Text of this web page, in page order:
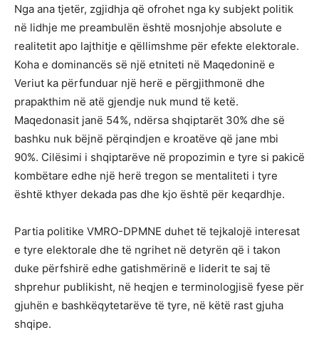
Nga ana tjetër, zgjidhja që ofrohet nga ky subjekt politik
në lidhje me preambulën është mosnjohje absolute e
realitetit apo lajthitje e qëllimshme për efekte elektorale.
Koha e dominancës së një etniteti në Maqedoninë e
Veriut ka përfunduar një herë e përgjithmonë dhe
prapakthim në atë gjendje nuk mund të ketë.
Maqedonasit janë 54%, ndërsa shqiptarët 30% dhe së
bashku nuk bëjnë përqindjen e kroatëve që jane mbi
90%. Cilësimi i shqiptarëve në propozimin e tyre si pakicë
kombëtare edhe një herë tregon se mentaliteti i tyre
është kthyer dekada pas dhe kjo është për keqardhje.
Partia politike VMRO-DPMNE duhet të tejkalojë interesat
e tyre elektorale dhe të ngrihet në detyrën që i takon
duke përfshirë edhe gatishmërinë e liderit te saj të
shprehur publikisht, në heqjen e terminologjisë fyese për
gjuhën e bashkëqytetarëve të tyre, në këtë rast gjuha
shqipe.